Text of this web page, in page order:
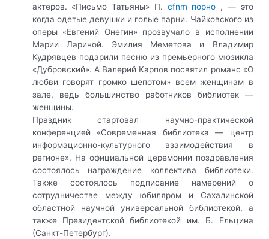
актеров. «Письмо Татьяны» П. cfnm порно , — это
когда одетые девушки и голые парни. Чайковского из
оперы «Евгений Онегин» прозвучало в исполнении
Марии Лариной. Эмилия Меметова и Владимир
Кудрявцев подарили песню из премьерного мюзикла
«Дубровский». А Валерий Карпов посвятил романс «О
любви говорят громко шепотом» всем женщинам в
зале, ведь большинство работников библиотек —
женщины.
Праздник стартовал научно-практической
конференцией «Современная библиотека — центр
информационно-культурного взаимодействия в
регионе». На официальной церемонии поздравления
состоялось награждение коллектива библиотеки.
Также состоялось подписание намерений о
сотрудничестве между юбиляром и Сахалинской
областной научной универсальной библиотекой, а
также Президентской библиотекой им. Б. Ельцина
(Санкт-Петербург).